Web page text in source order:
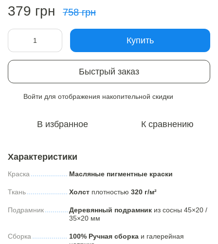
379 грн 758 грн
Купить
Быстрый заказ
Войти для отображения накопительной скидки
В избранное К сравнению
Характеристики
Краска Масляные пигментные краски
Ткань Холст плотностью 320 г/м²
Подрамник Деревянный подрамник из сосны 45×20 /
35×20 мм
Сборка 100% Ручная сборка и галерейная